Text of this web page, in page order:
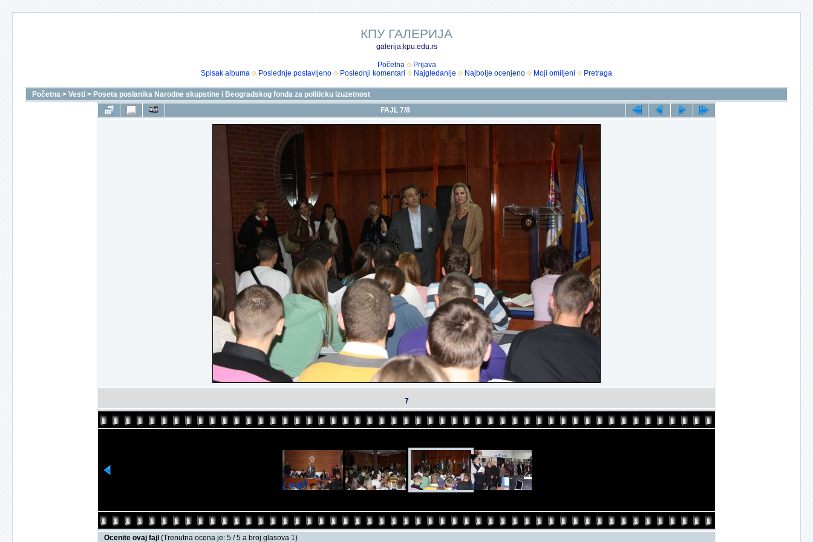
КПУ ГАЛЕРИЈА
galerija.kpu.edu.rs
Početna
Prijava
Spisak albuma
Poslednje postavljeno Poslednji komentari Najgledanije Najbolje ocenjeno Moji omiljeni Pretraga
Početna > Vesti > Poseta poslanika Narodne skupstine i Beogradskog fonda za politicku izuzetnost
FAJL 7/8
7
Ocenite ovaj fajl (Trenutna ocena je: 5 / 5 a broj glasova 1)